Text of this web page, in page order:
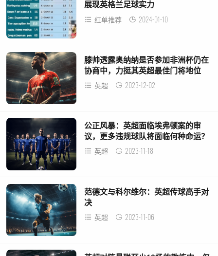
展现英格兰足球实力
红单推荐 2024-01-10
滕帅透露奥纳纳是否参加非洲杯仍在
协商中，力挺其英超最佳门将地位
英超 2023-12-02
公正风暴：英超面临埃弗顿案的审
议，更多违规球队将面临何种命运？
英超 2023-11-18
范德文与科尔维尔：英超传球高手对
决
英超 2023-11-06